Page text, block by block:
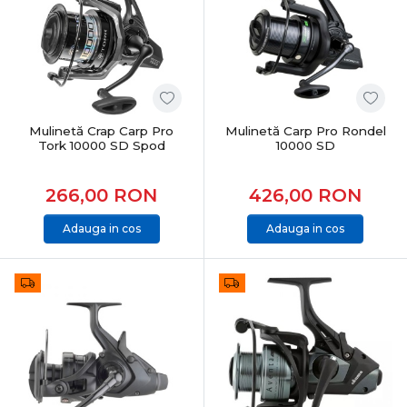
Pescuitul la crap presupune:
monturi bine echilibrate
adaptare la substrat și adâncime
prezentare corectă a momelii
schimbări rapide în funcție de activitatea peștilor
Accesoriile dedicate permit optimizarea fiecărui detaliu.
protecția peștelui este esențială
manipularea se face pe saltele dedicate
eliberarea corectă asigură sustenabilitatea
Categoria Crap din PRO ANGLER include produse care
respectă aceste principii.
Categoria Crap în oferta PRO ANGLER
Categoria Crap din PRO ANGLER este structurată
Mulinetă Crap Carp Pro
Tork 10000 SD Spod
266,00 RON
Adauga in cos
Mulinetă Carp Pro Rondel
10000 SD
426,00 RON
Adauga in cos